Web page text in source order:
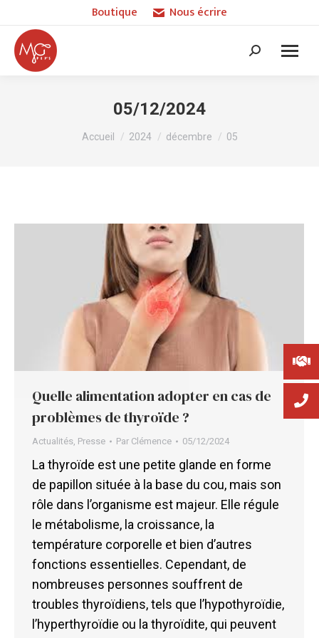
Boutique Nous écrire
Recherche
05/12/2024
Vous êtes ici :
Accueil 2024 décembre 05
Quelle alimentation adopter en cas de
problèmes de thyroïde ?
Actualités Presse Par Clémence 05/12/2024
La thyroïde est une petite glande en forme
de papillon située à la base du cou, mais son
rôle dans l’organisme est majeur. Elle régule
le métabolisme, la croissance, la
température corporelle et bien d’autres
fonctions essentielles. Cependant, de
nombreuses personnes souffrent de
troubles thyroïdiens, tels que l’hypothyroïdie,
l’hyperthyroïdie ou la thyroïdite, qui peuvent